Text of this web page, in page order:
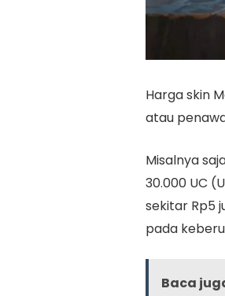
Harga skin
atau
Misalnya
30.000 UC
sekitar Rp5
pada
Baca